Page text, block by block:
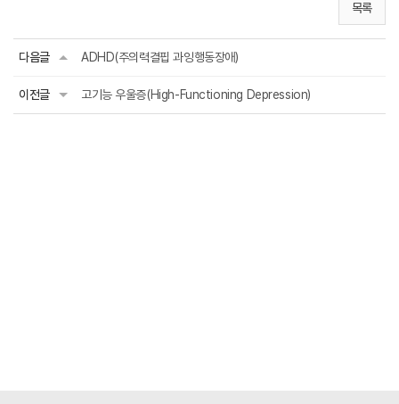
목록
다음글 ADHD(주의력결핍 과잉행동장애)
이전글 고기능 우울증(High-Functioning Depression)